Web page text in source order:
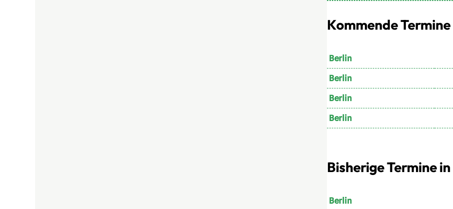
Kommende
Berlin
Berlin
Berlin
Berlin
Bisherige Termine
Berlin